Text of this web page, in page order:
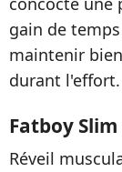
gain de
maintenir
durant
Fatboy
Réveil